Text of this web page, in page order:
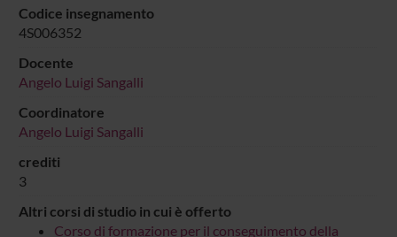
Codice insegnamento
4S006352
Docente
Angelo Luigi Sangalli
Coordinatore
Angelo Luigi Sangalli
crediti
3
Altri corsi di studio in cui è offerto
Corso di formazione per il conseguimento della